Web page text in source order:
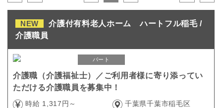
NEW
介護付有料老人ホーム ハートフル稲毛 /
介護職員
パート
介護職（介護福祉士）／ご利用者様に寄り添ってい
ただける介護職員を募集中！
時給 1,317円～ 千葉県千葉市稲毛区